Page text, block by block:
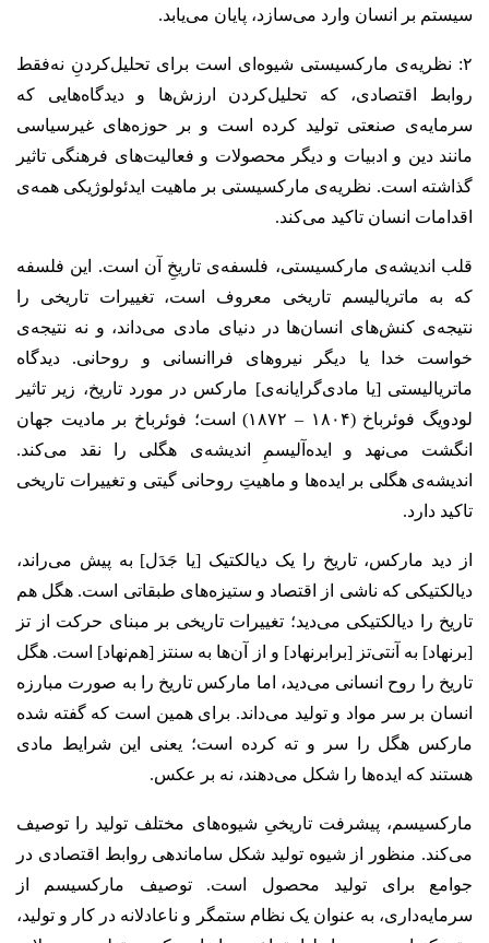
سیستم بر انسان وارد می‌سازد، پایان می‌یابد.
۲: نظریه‌ی مارکسیستی شیوه‌ای است برای تحلیل‌کردنِ نه‌فقط
روابط اقتصادی، که تحلیل‌کردن ارزش‌ها و دیدگاه‌هایی که
سرمایه‌ی صنعتی تولید کرده است و بر حوزه‌های غیرسیاسی
مانند دین و ادبیات و دیگر محصولات و فعالیت‌های فرهنگی تاثیر
گذاشته است. نظریه‌ی مارکسیستی بر ماهیت ایدئولوژیکی همه‌ی
اقدامات انسان تاکید می‌کند.
قلب اندیشه‌ی مارکسیستی، فلسفه‌ی تاریخِ آن است. این فلسفه
که به ماتریالیسم تاریخی معروف است، تغییرات تاریخی را
نتیجه‌ی کنش‌های انسان‌ها در دنیای مادی می‌داند، و نه نتیجه‌ی
خواست خدا یا دیگر نیروهای فراانسانی و روحانی. دیدگاه
ماتریالیستی [یا مادی‌گرایانه‌ی] مارکس در مورد تاریخ، زیر تاثیر
لودویگ فوئرباخ (۱۸۰۴ – ۱۸۷۲) است؛ فوئرباخ بر مادیت جهان
انگشت می‌نهد و ایده‌آلیسمِ اندیشه‌ی هگلی را نقد می‌کند.
اندیشه‌ی هگلی بر ایده‌ها و ماهیتِ روحانی گیتی و تغییرات تاریخی
تاکید دارد.
از دید مارکس، تاریخ را یک دیالکتیک [یا جَدَل] به پیش می‌راند،
دیالکتیکی که ناشی از اقتصاد و ستیزه‌های طبقاتی است. هگل هم
تاریخ را دیالکتیکی می‌دید؛ تغییرات تاریخی بر مبنای حرکت از تز
[برنهاد] به آنتی‌تز [برابرنهاد] و از آن‌ها به سنتز [هم‌نهاد] است. هگل
تاریخ را روح انسانی می‌دید، اما مارکس تاریخ را به صورت مبارزه
انسان بر سر مواد و تولید می‌داند. برای همین است که گفته شده
مارکس هگل را سر و ته کرده است؛ یعنی این شرایط مادی
هستند که ایده‌ها را شکل می‌دهند، نه بر عکس.
مارکسیسم، پیشرفت تاریخیِ شیوه‌های مختلف تولید را توصیف
می‌کند. منظور از شیوه تولید شکل ساماندهی روابط اقتصادی در
جوامع برای تولید محصول است. توصیف مارکسیسم از
سرمایه‌داری، به عنوان یک نظام ستمگر و ناعادلانه در کار و تولید،